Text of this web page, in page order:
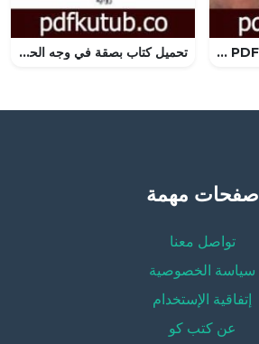
تحميل كتاب لغة الآي آي PDF تأليف يوسف إدريس مجانا [كامل] تحميل كتاب بصقة في وجه الحياة PDF تأليف فؤاد التكرلي مجانا [كامل]
صفحات مهمة
تواصل معنا
سياسة الخصوصية
إتفاقية الإستخدام
عن كتب كو